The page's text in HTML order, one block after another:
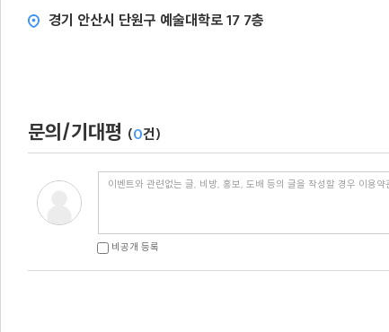
경기 안산시 단원구 예술대학로 17 7층
문의/기대평 (0건)
비공개 등록